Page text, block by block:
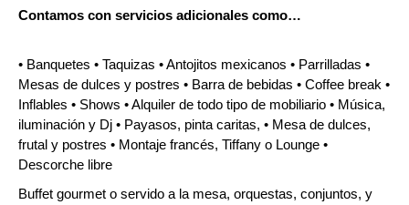
Contamos con servicios adicionales como…
• Banquetes • Taquizas • Antojitos mexicanos • Parrilladas •
Mesas de dulces y postres • Barra de bebidas • Coffee break •
Inflables • Shows • Alquiler de todo tipo de mobiliario • Música,
iluminación y Dj • Payasos, pinta caritas, • Mesa de dulces,
frutal y postres • Montaje francés, Tiffany o Lounge •
Descorche libre
Buffet gourmet o servido a la mesa, orquestas, conjuntos, y